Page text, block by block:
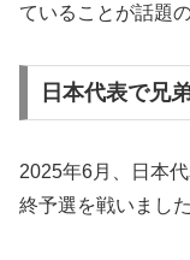
ていることが話題
日本代表で兄
2025年6月、日本
終予選を戦いました